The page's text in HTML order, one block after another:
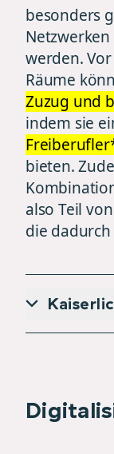
besonders
werden.
Räume
Zuzug und
indem sie
bieten.
also Teil
die